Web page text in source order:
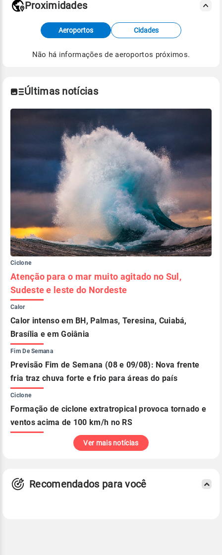
Fonte: dados combinados de estações
meteorológicas e satélite do Centro de Previsão
de Tempo e Estudos Climáticos (CPTEC).
Proximidades
Aeroportos Cidades
Não há informações de aeroportos próximos.
Últimas notícias
Ciclone
Atenção para o mar muito agitado no Sul,
Sudeste e leste do Nordeste
Calor
Calor intenso em BH, Palmas, Teresina, Cuiabá,
Brasília e em Goiânia
Fim De Semana
Previsão Fim de Semana (08 e 09/08): Nova frente
fria traz chuva forte e frio para áreas do país
Ciclone
Formação de ciclone extratropical provoca tornado e
ventos acima de 100 km/h no RS
Ver mais notícias
Recomendados para você